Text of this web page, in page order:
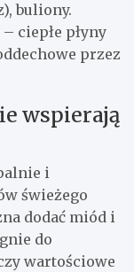
buliony.
ciepłe płyny
przez
wspierają
i
świeżego
dodać miód i
do
wartościowe